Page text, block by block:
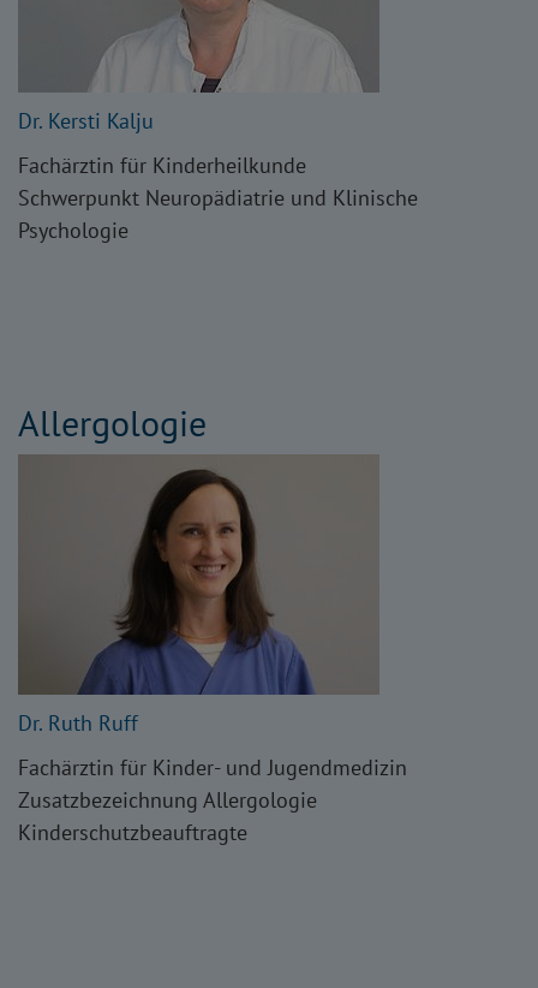
Dr. Kersti Kalju
Fachärztin für Kinderheilkunde
Schwerpunkt Neuropädiatrie und Klinische
Psychologie
Allergologie
Dr. Ruth Ruff
Fachärztin für Kinder- und Jugendmedizin
Zusatzbezeichnung Allergologie
Kinderschutzbeauftragte